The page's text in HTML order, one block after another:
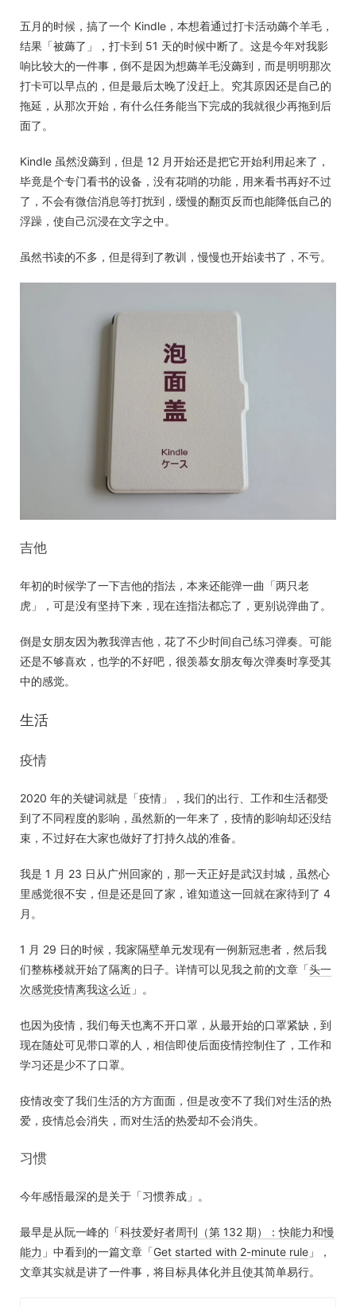
五月的时候，搞了一个 Kindle，本想着通过打卡活动薅个羊毛，
结果「被薅了」，打卡到 51 天的时候中断了。这是今年对我影
响比较大的一件事，倒不是因为想薅羊毛没薅到，而是明明那次
打卡可以早点的，但是最后太晚了没赶上。究其原因还是自己的
拖延，从那次开始，有什么任务能当下完成的我就很少再拖到后
面了。
Kindle 虽然没薅到，但是 12 月开始还是把它开始利用起来了，
毕竟是个专门看书的设备，没有花哨的功能，用来看书再好不过
了，不会有微信消息等打扰到，缓慢的翻页反而也能降低自己的
浮躁，使自己沉浸在文字之中。
虽然书读的不多，但是得到了教训，慢慢也开始读书了，不亏。
吉他
年初的时候学了一下吉他的指法，本来还能弹一曲「两只老
虎」，可是没有坚持下来，现在连指法都忘了，更别说弹曲了。
倒是女朋友因为教我弹吉他，花了不少时间自己练习弹奏。可能
还是不够喜欢，也学的不好吧，很羡慕女朋友每次弹奏时享受其
中的感觉。
生活
疫情
2020 年的关键词就是「疫情」，我们的出行、工作和生活都受
到了不同程度的影响，虽然新的一年来了，疫情的影响却还没结
束，不过好在大家也做好了打持久战的准备。
我是 1 月 23 日从广州回家的，那一天正好是武汉封城，虽然心
里感觉很不安，但是还是回了家，谁知道这一回就在家待到了 4
月。
1 月 29 日的时候，我家隔壁单元发现有一例新冠患者，然后我
们整栋楼就开始了隔离的日子。详情可以见我之前的文章「头一
次感觉疫情离我这么近 」。
也因为疫情，我们每天也离不开口罩，从最开始的口罩紧缺，到
现在随处可见带口罩的人，相信即使后面疫情控制住了，工作和
学习还是少不了口罩。
疫情改变了我们生活的方方面面，但是改变不了我们对生活的热
爱，疫情总会消失，而对生活的热爱却不会消失。
习惯
今年感悟最深的是关于「习惯养成」。
最早是从阮一峰的「科技爱好者周刊（第 132 期）：快能力和慢
能力 」中看到的一篇文章「Get started with 2-minute rule 」，
文章其实就是讲了一件事，将目标具体化并且使其简单易行。